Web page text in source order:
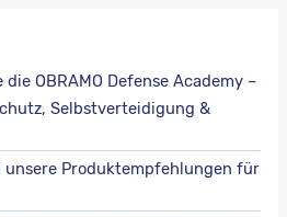
die OBRAMO Defense Academy –
Selbstverteidigung &
unsere Produktempfehlungen für